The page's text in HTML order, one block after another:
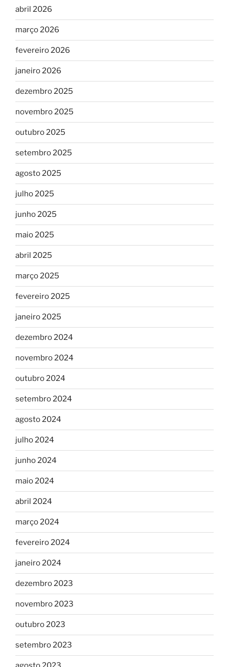
abril 2026
março 2026
fevereiro 2026
janeiro 2026
dezembro 2025
novembro 2025
outubro 2025
setembro 2025
agosto 2025
julho 2025
junho 2025
maio 2025
abril 2025
março 2025
fevereiro 2025
janeiro 2025
dezembro 2024
novembro 2024
outubro 2024
setembro 2024
agosto 2024
julho 2024
junho 2024
maio 2024
abril 2024
março 2024
fevereiro 2024
janeiro 2024
dezembro 2023
novembro 2023
outubro 2023
setembro 2023